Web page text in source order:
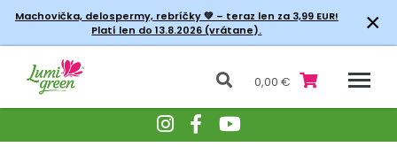
Machovička, delospermy, rebríčky💚 – teraz len za 3,99 EUR!
Platí len do 13.8.2026 (vrátane).
×
0,00 €